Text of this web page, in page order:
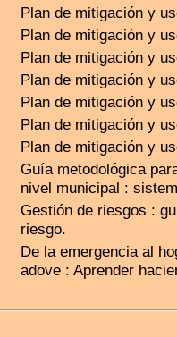
Plan de mitigación y
Plan de mitigación y
Plan de mitigación y
Plan de mitigación y
Plan de mitigación y
Plan de mitigación y
Plan de mitigación y
Guía metodológica
nivel municipal :
Gestión de riesgos :
riesgo.
De la emergencia al
adove : Aprender